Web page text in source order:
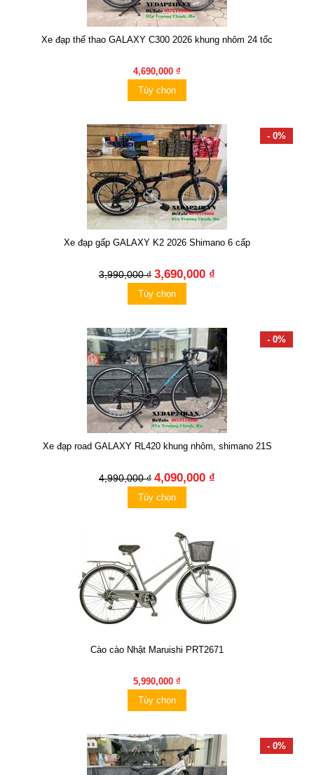
Xe đạp thể thao GALAXY C300 2026 khung nhôm 24 tốc
4,690,000 ₫
Tùy chọn
- 0%
Xe đạp gấp GALAXY K2 2026 Shimano 6 cấp
3,990,000 ₫ 3,690,000 ₫
Tùy chọn
- 0%
Xe đạp road GALAXY RL420 khung nhôm, shimano 21S
4,990,000 ₫ 4,090,000 ₫
Tùy chọn
Cào cào Nhật Maruishi PRT2671
5,990,000 ₫
Tùy chọn
- 0%